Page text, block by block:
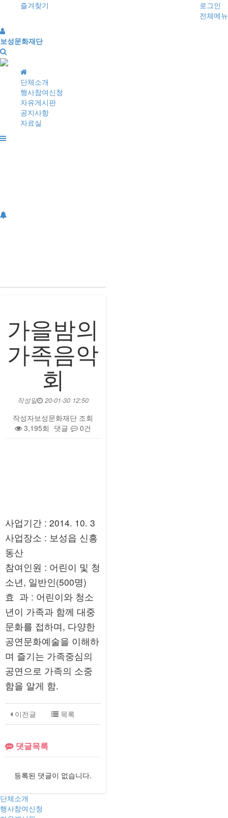
즐겨찾기
로그인
전체메뉴
보성문화재단
홈
으
로
단체소개
행사참여신청
자유게시판
공지사항
자료실
가을밤의
가족음악
회
작성일 20-01-30 12:50
작성자보성문화재단 조회
3,195회 댓글 0건
사업기간 : 2014. 10. 3
사업장소 : 보성읍 신흥
동산
참여인원 : 어린이 및 청
소년, 일반인(500명)
효 과 : 어린이와 청소
년이 가족과 함께 대중
문화를 접하며, 다양한
공연문화예술을 이해하
며 즐기는 가족중심의
공연으로 가족의 소중
함을 알게 함.
이전글 목록
댓글목록
등록된 댓글이 없습니다.
단체소개
행사참여신청